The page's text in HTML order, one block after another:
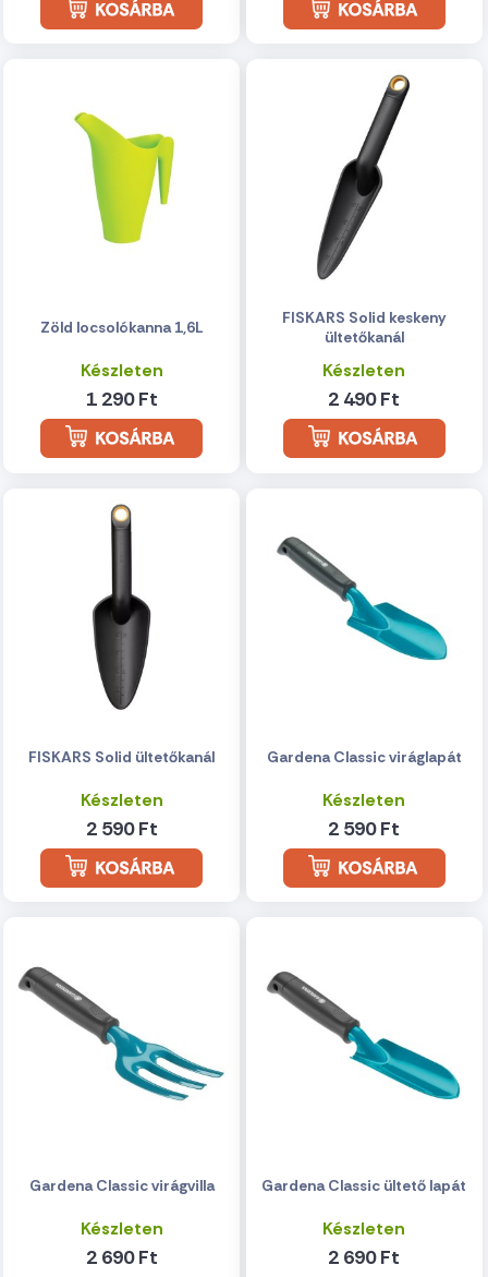
Zöld locsolókanna 1,6L
Készleten
1 290 Ft
FISKARS Solid keskeny
ültetőkanál
Készleten
2 490 Ft
FISKARS Solid ültetőkanál
Készleten
2 590 Ft
Gardena Classic viráglapát
Készleten
2 590 Ft
Gardena Classic virágvilla
Készleten
2 690 Ft
Gardena Classic ültető lapát
Készleten
2 690 Ft